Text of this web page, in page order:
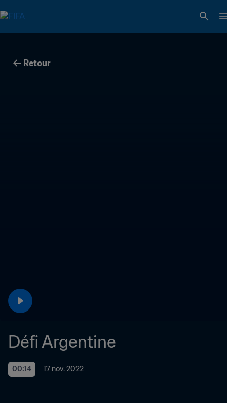
Retour
Défi Argentine
00:14 17 nov. 2022